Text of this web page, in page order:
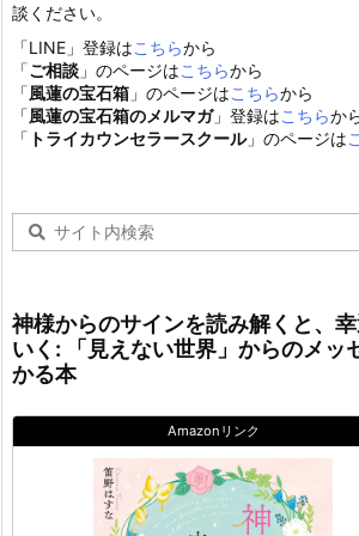
談ください。
「LINE」登録はこちらから
「ご相談 」のページはこちらから
「風蓮の宝石箱 」のページはこちらから
「風蓮の宝石箱のメルマガ」登録はこちらか
「 トライカウンセラースクール」のページは
神様からのサインを読み解くと、
いく: 「見えない世界」からのメッ
かる本
Amazonリンク